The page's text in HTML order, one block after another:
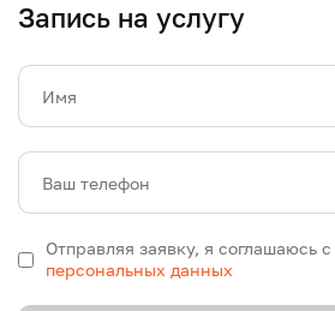
Запись на услугу
Имя
Ваш телефон
Отправляя заявку, я соглашаюсь с
персональных данных